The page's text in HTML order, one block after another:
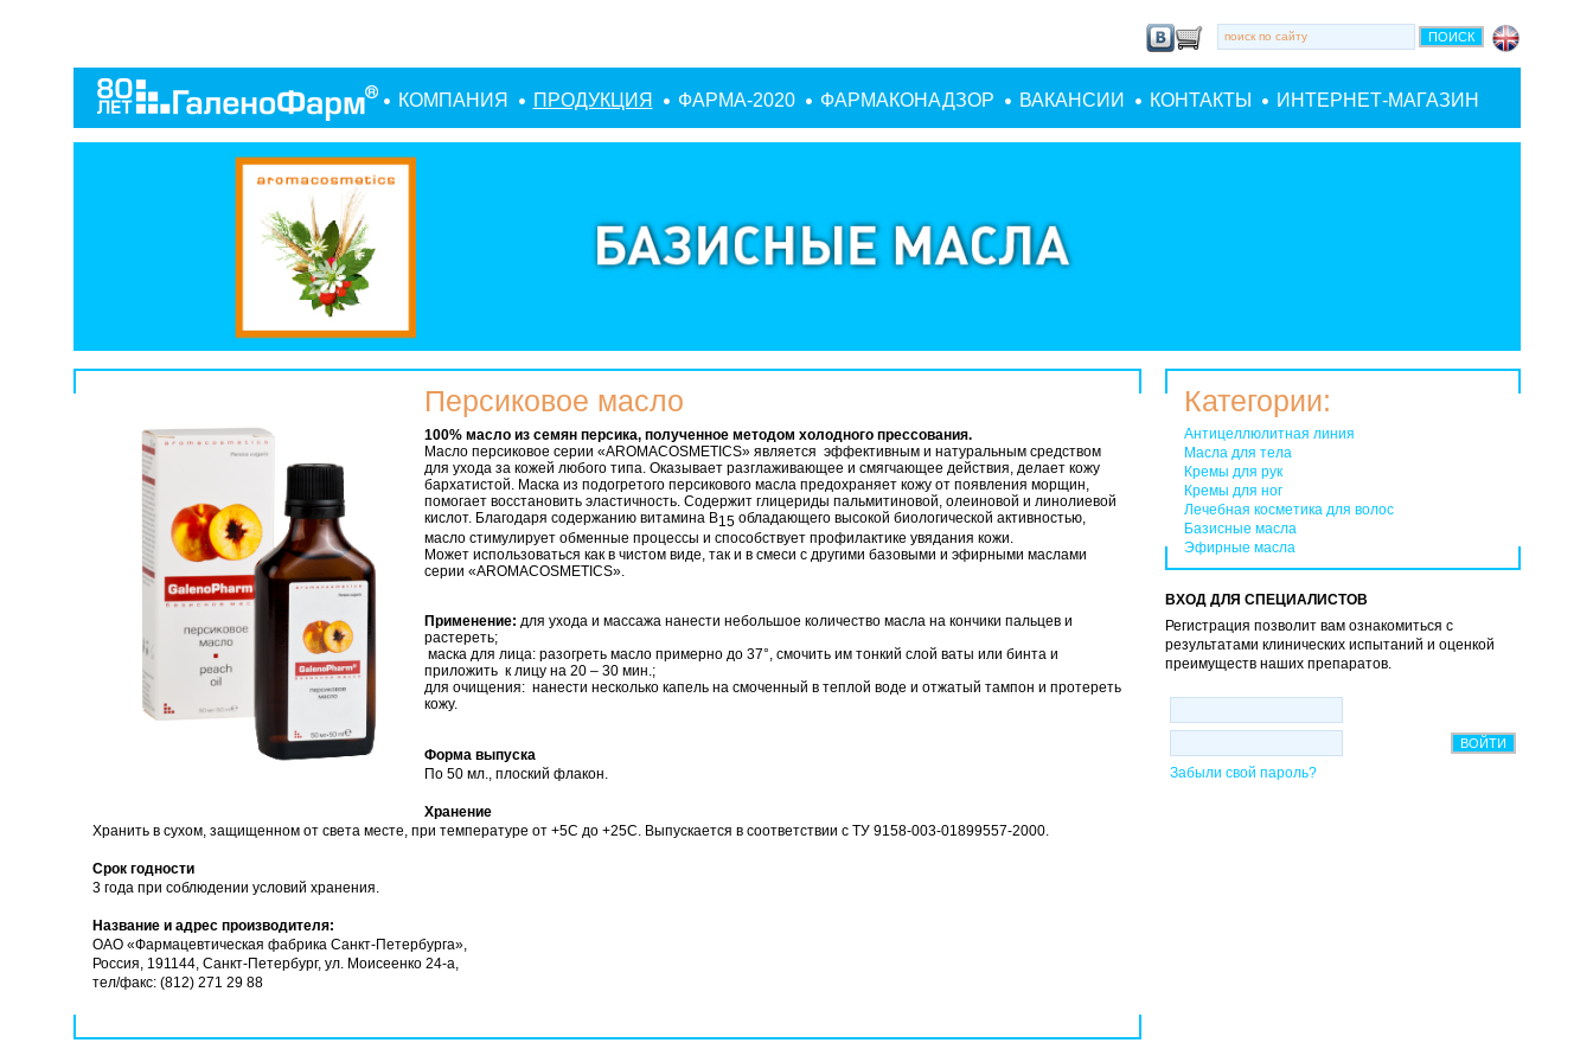
КОМПАНИЯ ПРОДУКЦИЯ ФАРМА-2020 ФАРМАКОНАДЗОР ВАКАНСИИ КОНТАКТЫ ИНТЕРНЕТ-МАГАЗИН
Персиковое масло
100% масло из семян персика, полученное методом холодного прессования.
Масло персиковое серии «AROMACOSMETICS» является эффективным и натуральным средством
для ухода за кожей любого типа. Оказывает разглаживающее и смягчающее действия, делает кожу
бархатистой. Маска из подогретого персикового масла предохраняет кожу от появления морщин,
помогает восстановить эластичность. Содержит глицериды пальмитиновой, олеиновой и линолиевой
кислот. Благодаря содержанию витамина В15обладающего высокой биологической активностью,
масло стимулирует обменные процессы и способствует профилактике увядания кожи.
Может использоваться как в чистом виде, так и в смеси с другими базовыми и эфирными маслами
серии «AROMACOSMETICS».
Применение: для ухода и массажа нанести небольшое количество масла на кончики пальцев и
растереть;
маска для лица: разогреть масло примерно до 37°, смочить им тонкий слой ваты или бинта и
приложить к лицу на 20 – 30 мин.;
для очищения: нанести несколько капель на смоченный в теплой воде и отжатый тампон и протереть
кожу.
Форма выпуска
По 50 мл., плоский флакон.
Хранение
Хранить в сухом, защищенном от света месте, при температуре от +5С до +25С. Выпускается в соответствии с ТУ 9158-003-01899557-2000.
Срок годности
3 года при соблюдении условий хранения.
Название и адрес производителя:
ОАО «Фармацевтическая фабрика Санкт-Петербурга»,
Россия, 191144, Санкт-Петербург, ул. Моисеенко 24-а,
тел/факс: (812) 271 29 88
Категории:
Антицеллюлитная линия
Масла для тела
Кремы для рук
Кремы для ног
Лечебная косметика для волос
Базисные масла
Эфирные масла
ВХОД ДЛЯ СПЕЦИАЛИСТОВ
Регистрация позволит вам ознакомиться с
результатами клинических испытаний и оценкой
преимуществ наших препаратов.
Забыли свой пароль?